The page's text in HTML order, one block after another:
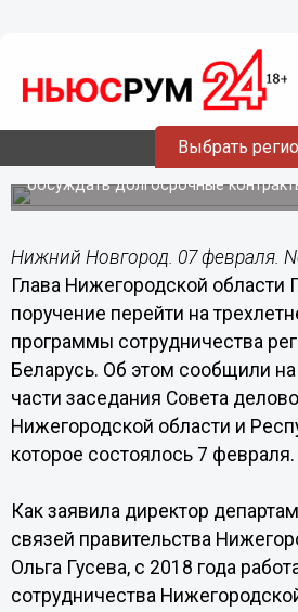
Выбрать
на трехлетнее
программы
Нижегородской области
Беларусь
Переход на среднесрочное
обсуждать долгосрочные
Нижний Новгород. 07 февраля.
Глава Нижегородской области
поручение перейти на
программы сотрудничества
Беларусь. Об этом сообщили
части заседания Совета
Нижегородской области и
которое состоялось 7 февраля.
Как заявила директор
связей правительства
Ольга Гусева, с 2018 года
сотрудничества